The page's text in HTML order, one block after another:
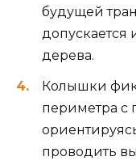
будущей
допускается
дерева.
Колышки
периметра с
проводить